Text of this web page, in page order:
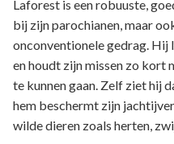
Laforest is een robuuste,
bij zijn parochianen, maar
onconventionele gedrag. Hij
en houdt zijn missen zo kort
te kunnen gaan. Zelf ziet hij
hem beschermt zijn
wilde dieren zoals herten,